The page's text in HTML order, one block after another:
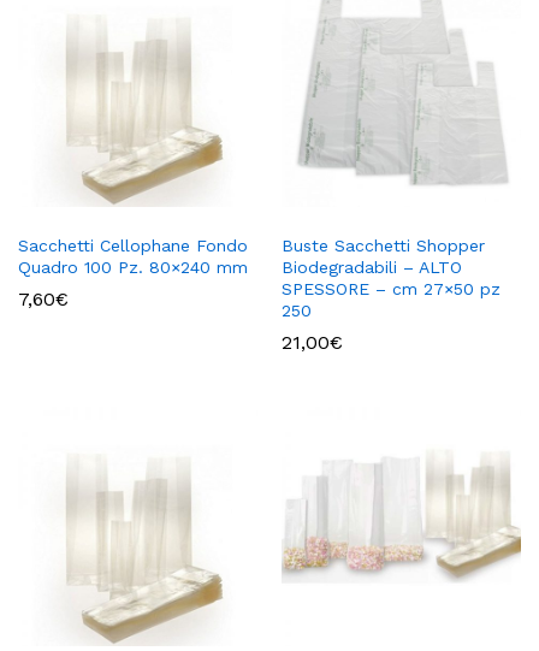
Sacchetti Cellophane Fondo
Quadro 100 Pz. 80×240 mm
7,60€
Buste Sacchetti Shopper
Biodegradabili – ALTO
SPESSORE – cm 27×50 pz
250
21,00€